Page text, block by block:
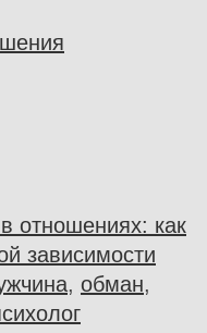
отношениях: как
зависимости
, обман,